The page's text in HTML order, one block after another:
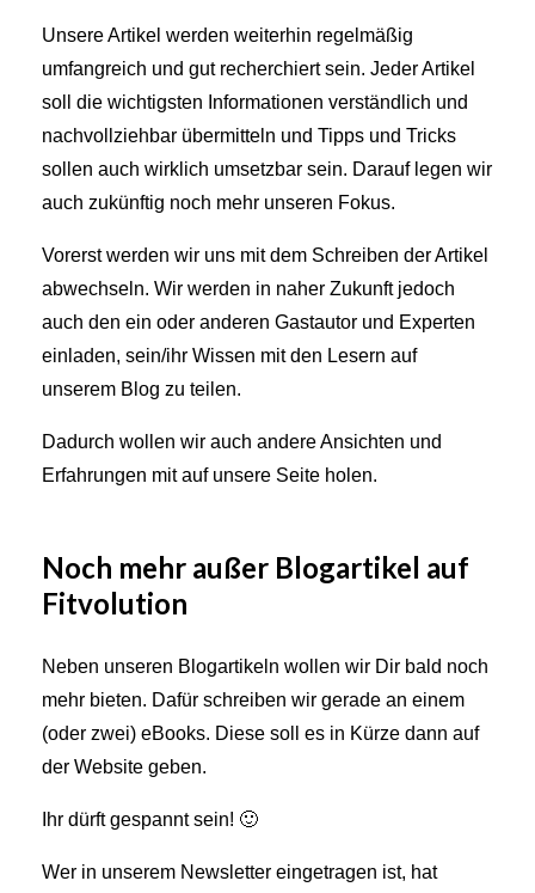
Unsere Artikel werden weiterhin regelmäßig
umfangreich und gut recherchiert sein. Jeder Artikel
soll die wichtigsten Informationen verständlich und
nachvollziehbar übermitteln und Tipps und Tricks
sollen auch wirklich umsetzbar sein. Darauf legen wir
auch zukünftig noch mehr unseren Fokus.
Vorerst werden wir uns mit dem Schreiben der Artikel
abwechseln. Wir werden in naher Zukunft jedoch
auch den ein oder anderen Gastautor und Experten
einladen, sein/ihr Wissen mit den Lesern auf
unserem Blog zu teilen.
Dadurch wollen wir auch andere Ansichten und
Erfahrungen mit auf unsere Seite holen.
Noch mehr außer Blogartikel auf
Fitvolution
Neben unseren Blogartikeln wollen wir Dir bald noch
mehr bieten. Dafür schreiben wir gerade an einem
(oder zwei) eBooks. Diese soll es in Kürze dann auf
der Website geben.
Ihr dürft gespannt sein! 🙂
Wer in unserem Newsletter eingetragen ist, hat